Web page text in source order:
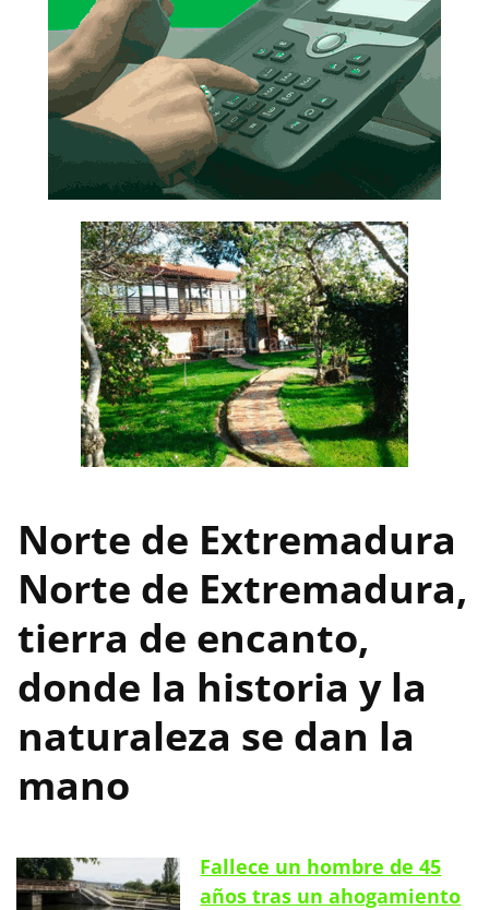
Norte de Extremadura
Norte de Extremadura,
tierra de encanto,
donde la historia y la
naturaleza se dan la
mano
Fallece un hombre de 45
años tras un ahogamiento